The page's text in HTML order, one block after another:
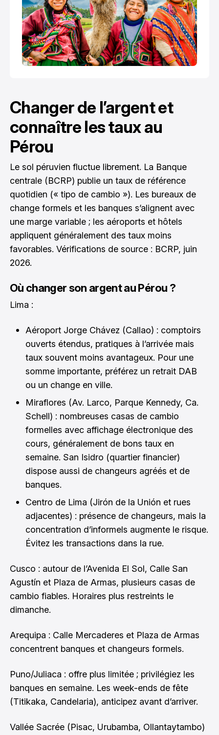
Changer de l’argent et
connaître les taux au
Pérou
Le sol péruvien fluctue librement. La Banque
centrale (BCRP) publie un taux de référence
quotidien (« tipo de cambio »). Les bureaux de
change formels et les banques s’alignent avec
une marge variable ; les aéroports et hôtels
appliquent généralement des taux moins
favorables. Vérifications de source : BCRP, juin
2026.
Où changer son argent au Pérou ?
Lima :
Aéroport Jorge Chávez (Callao) : comptoirs
ouverts étendus, pratiques à l’arrivée mais
taux souvent moins avantageux. Pour une
somme importante, préférez un retrait DAB
ou un change en ville.
Miraflores (Av. Larco, Parque Kennedy, Ca.
Schell) : nombreuses casas de cambio
formelles avec affichage électronique des
cours, généralement de bons taux en
semaine. San Isidro (quartier financier)
dispose aussi de changeurs agréés et de
banques.
Centro de Lima (Jirón de la Unión et rues
adjacentes) : présence de changeurs, mais la
concentration d’informels augmente le risque.
Évitez les transactions dans la rue.
Cusco : autour de l’Avenida El Sol, Calle San
Agustín et Plaza de Armas, plusieurs casas de
cambio fiables. Horaires plus restreints le
dimanche.
Arequipa : Calle Mercaderes et Plaza de Armas
concentrent banques et changeurs formels.
Puno/Juliaca : offre plus limitée ; privilégiez les
banques en semaine. Les week-ends de fête
(Titikaka, Candelaria), anticipez avant d’arriver.
Vallée Sacrée (Pisac, Urubamba, Ollantaytambo)